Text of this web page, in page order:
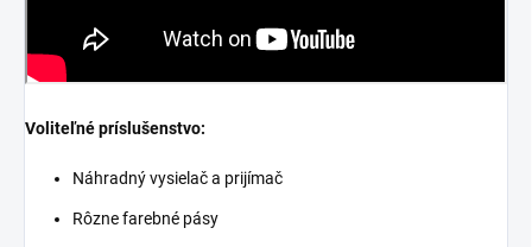
Voliteľné príslušenstvo:
Náhradný vysielač a prijímač
Rôzne farebné pásy